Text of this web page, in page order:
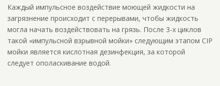
Каждый импульсное воздействие моющей жидкости на
загрязнение происходит с перерывами, чтобы жидкость
могла начать воздействовать на грязь. После 3-х циклов
такой «импульсной взрывной мойки» следующим этапом CIP
мойки является кислотная дезинфекция, за которой
следует ополаскивание водой.